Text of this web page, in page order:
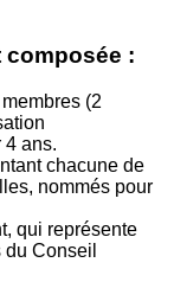
composée :
(2
4 ans.
chacune de
nommés pour
qui représente
du Conseil